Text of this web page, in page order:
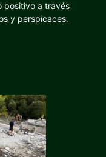
positivo a través
y perspicaces.